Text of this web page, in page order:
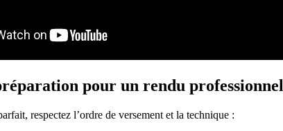
pour un rendu professionnel
respectez l’ordre de versement et la technique :